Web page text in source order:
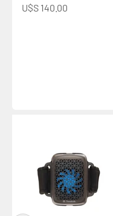
Precio de oferta
U$S 140.00